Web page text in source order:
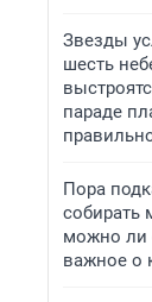
Звезды
шесть
параде
Пора
собирать
можно ли
важное о